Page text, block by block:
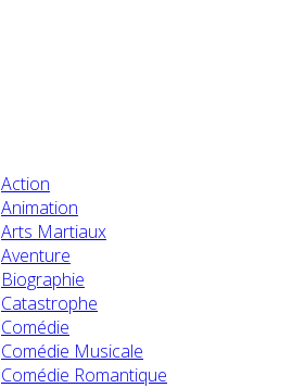
Action
Animation
Arts Martiaux
Aventure
Biographie
Catastrophe
Comédie
Comédie Musicale
Comédie Romantique